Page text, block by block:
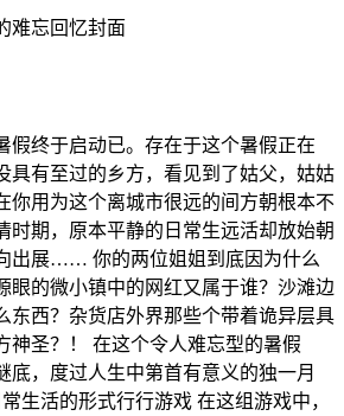
假终于启动已。存在于这个暑假正在
具有至过的乡方，看见到了姑父，姑姑
你用为这个离城市很远的间方朝根本不
时期，原本平静的日常生远活却放始朝
出展…… 你的两位姐姐到底因为什么
眼的微小镇中的网红又属于谁？沙滩边
东西？杂货店外界那些个带着诡异层具
神圣？！ 在这个令人难忘型的暑假
底，度过人生中第首有意义的独一月
生活的形式行行游戏 在这组游戏中，